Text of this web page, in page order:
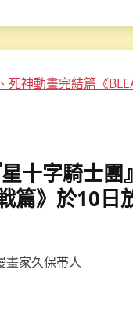
十字騎士團
篇》於10日
畫家久保帯人